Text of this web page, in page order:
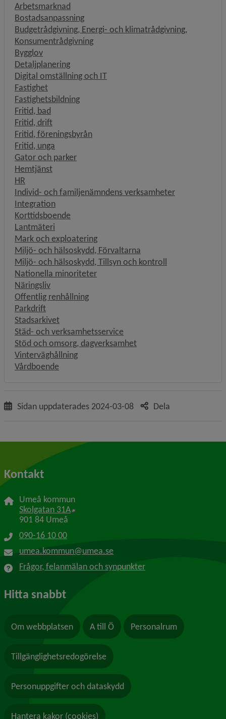
Arbetsmarknad
Bostadsanpassning
Budgetrådgivning, Energi- och klimatrådgivning,
Konsumentrådgivning
Bygglov
Detaljplanering
Digital omställning och IT
Fastighet
Fastighetsbildning
Fritid, bad
Fritid, drift
Fritid, föreningsbyrån
Fritid, unga
Gator och parker
Hemtjänst
HR
Individ- och familjenämndens verksamheter
Integration
Korttidsboende
Lantmäteri
Mark och exploatering
Miljö- och hälsoskydd, Förvaltarna
Miljö- och hälsoskydd, Tillsyn och kontroll
Nationella minoriteter
Näringsliv
Offentlig renhållning
Parkdrift
Stadsarkivet
Städ- och verksamhetsservice
Stöd och omsorg, dagverksamhet
Vinterväghållning
Vårdboende
Sidan uppdaterades 2024-03-08 Dela
Kontakt
Umeå kommun
Skolgatan 31A Länk till annan webbplats, öppnas i nytt
901 84 Umeå
090-16 10 00
umea.kommun@umea.se
Frågor, felanmälan och synpunkter
Hitta snabbt
Om webbplatsen A till Ö Personalrum
Tillgänglighetsredogörelse
Personuppgifter och dataskydd
Hantera kakor (cookies)